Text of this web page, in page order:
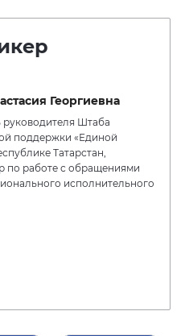
Георгиевна
руководителя Штаба
поддержки «Единой
Татарстан,
по работе с обращениями
исполнительного